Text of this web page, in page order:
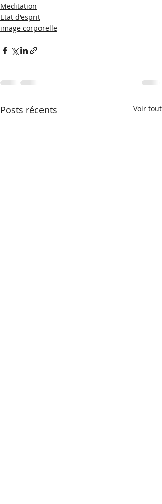
Meditation
Etat d'esprit
image corporelle
Posts récents Voir tout